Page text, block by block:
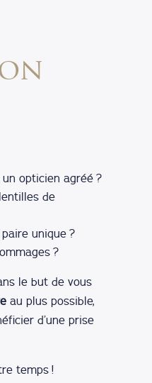
opticien agréé ?
de
unique ?
?
le but de vous
au plus possible,
d’une prise
temps !